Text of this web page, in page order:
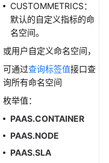
CUSTOMMETRICS：
默认的自定义指标的命
名空间。
或用户自定义命名空间，
可通过查询标签值接口查
询所有命名空间
枚举值：
PAAS.CONTAINER
PAAS.NODE
PAAS.SLA